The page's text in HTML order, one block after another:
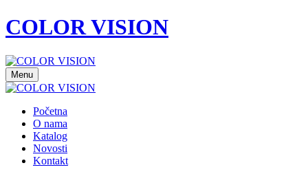
COLOR VISION
Menu
Početna
O nama
Katalog
Novosti
Kontakt